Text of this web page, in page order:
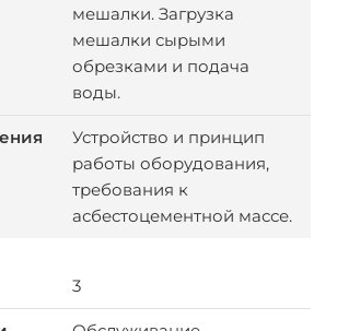
мешалки. Загрузка
мешалки сырыми
обрезками и подача
воды.
Устройство и принцип
работы оборудования,
требования к
асбестоцементной массе.
3